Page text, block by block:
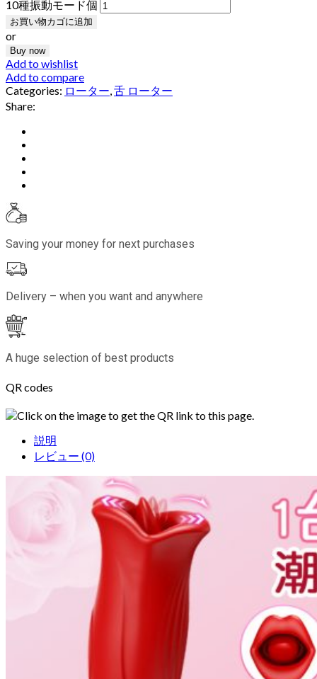
10種振動モード個
お買い物カゴに追加
or
Buy now
Add to wishlist
Add to compare
Categories: ローター,舌 ローター
Share:
Saving your money for next purchases
Delivery – when you want and anywhere
A huge selection of best products
QR codes
Click on the image to get the QR link to this page.
説明
レビュー (0)